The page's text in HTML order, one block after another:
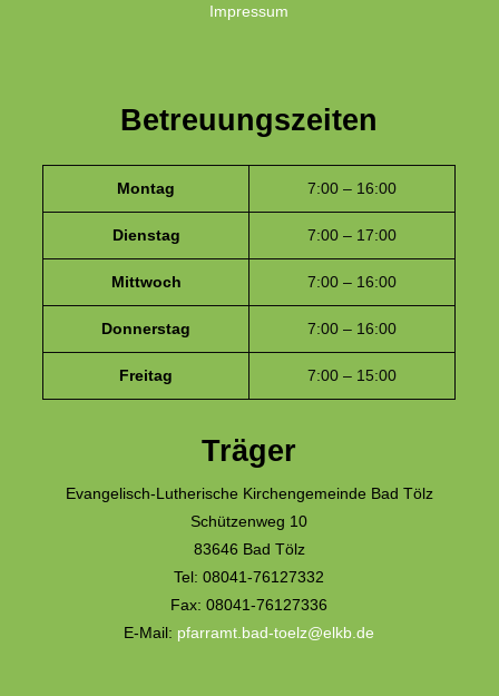
Impressum
Betreuungszeiten
Montag 7:00 – 16:00
Dienstag 7:00 – 17:00
Mittwoch 7:00 – 16:00
Donnerstag 7:00 – 16:00
Freitag 7:00 – 15:00
Träger
Evangelisch-Lutherische Kirchengemeinde Bad Tölz
Schützenweg 10
83646 Bad Tölz
Tel: 08041-76127332
Fax: 08041-76127336
E-Mail: pfarramt.bad-toelz@elkb.de